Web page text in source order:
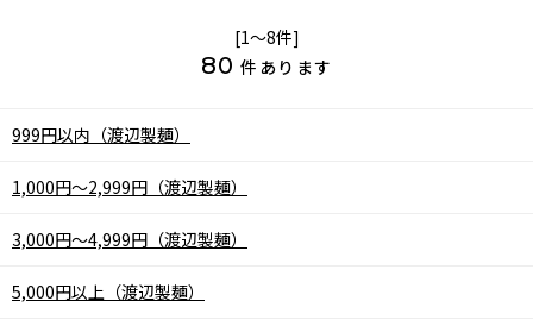
[1～8件]
80 件あります
999円以内（渡辺製麺）
1,000円～2,999円（渡辺製麺）
3,000円～4,999円（渡辺製麺）
5,000円以上（渡辺製麺）